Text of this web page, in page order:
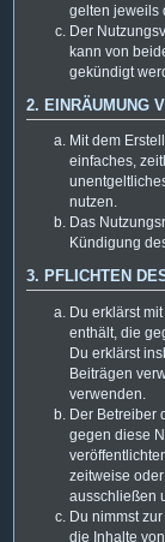
gelten jeweils
Der
kann von
gekündigt
2. EINRÄUMUNG
Mit dem
einfaches,
nutzen.
Das
Kündigung
3. PFLICHTEN
Du erklärst
enthält, die
Du erklärst
Beiträgen
verwenden.
Der Betreiber
gegen diese
zeitweise
ausschließen
Du nimmst
die Inhalte